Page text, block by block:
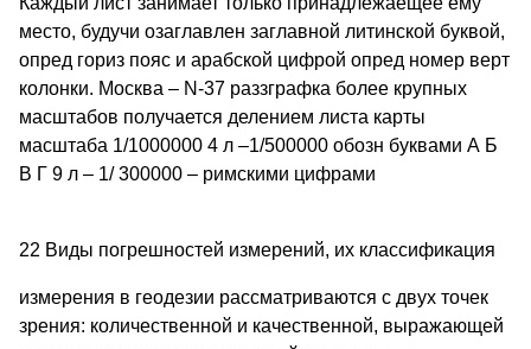
место, будучи озаглавлен заглавной литинской буквой,
опред гориз пояс и арабской цифрой опред номер верт
колонки. Москва – N-37 раззграфка более крупных
масштабов получается делением листа карты
масштаба 1/1000000 4 л –1/500000 обозн буквами А Б
В Г 9 л – 1/ 300000 – римскими цифрами
22 Виды погрешностей измерений, их классификация
измерения в геодезии рассматриваются с двух точек
зрения: количественной и качественной, выражающей